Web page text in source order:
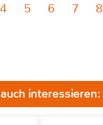
4 5 6 7 8
interessieren: